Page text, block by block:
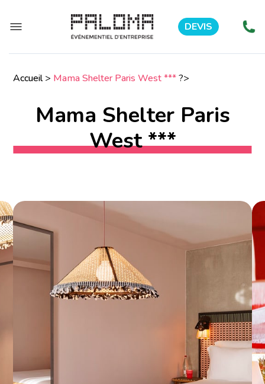
DEVIS
Accueil> Mama Shelter Paris West ***?>
Mama Shelter Paris
West ***